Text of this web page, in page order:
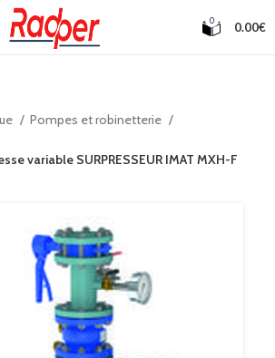
0 0.00€
Pompes et robinetterie
variable SURPRESSEUR IMAT MXH-F